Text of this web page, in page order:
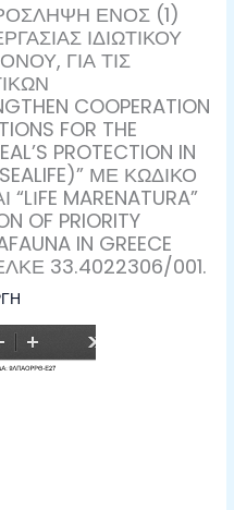
ΕΝΟΣ (1)
ΙΔΙΩΤΙΚΟΥ
ΓΙΑ ΤΙΣ
COOPERATION
FOR THE
PROTECTION IN
ΜΕ ΚΩΔΙΚΟ
MARENATURA”
OF PRIORITY
IN GREECE
33.4022306/001.